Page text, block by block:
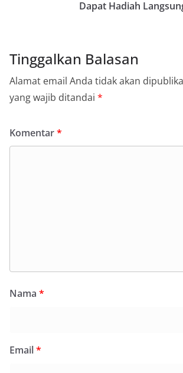
Dapat Hadiah
Tinggalkan Balasan
Alamat email Anda tidak akan
yang wajib ditandai *
Komentar*
Nama *
Email*